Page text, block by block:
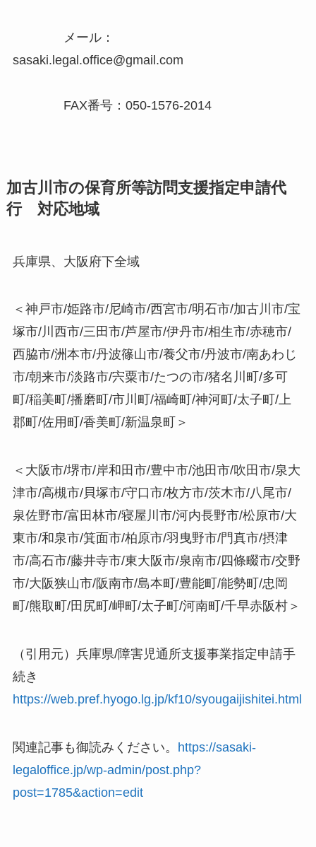
メール：
sasaki.legal.office@gmail.com
FAX番号：050-1576-2014
加古川市の保育所等訪問支援指定申請代
行 対応地域
兵庫県、大阪府下全域
＜神戸市/姫路市/尼崎市/西宮市/明石市/加古川市/宝
塚市/川西市/三田市/芦屋市/伊丹市/相生市/赤穂市/
西脇市/洲本市/丹波篠山市/養父市/丹波市/南あわじ
市/朝来市/淡路市/宍粟市/たつの市/猪名川町/多可
町/稲美町/播磨町/市川町/福崎町/神河町/太子町/上
郡町/佐用町/香美町/新温泉町＞
＜大阪市/堺市/岸和田市/豊中市/池田市/吹田市/泉大
津市/高槻市/貝塚市/守口市/枚方市/茨木市/八尾市/
泉佐野市/富田林市/寝屋川市/河内長野市/松原市/大
東市/和泉市/箕面市/柏原市/羽曳野市/門真市/摂津
市/高石市/藤井寺市/東大阪市/泉南市/四條畷市/交野
市/大阪狭山市/阪南市/島本町/豊能町/能勢町/忠岡
町/熊取町/田尻町/岬町/太子町/河南町/千早赤阪村＞
（引用元）兵庫県/障害児通所支援事業指定申請手
続き
https://web.pref.hyogo.lg.jp/kf10/syougaijishitei.html
関連記事も御読みください。 https://sasaki-
legaloffice.jp/wp-admin/post.php?
post=1785&action=edit